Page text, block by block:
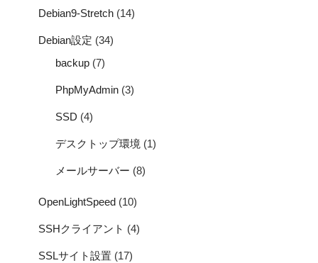
Debian9-Stretch (14)
Debian設定 (34)
backup (7)
PhpMyAdmin (3)
SSD (4)
デスクトップ環境 (1)
メールサーバー (8)
OpenLightSpeed (10)
SSHクライアント (4)
SSLサイト設置 (17)